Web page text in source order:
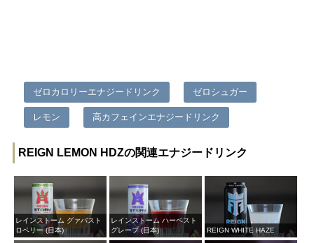
ゼロカロリーエナジードリンク ゼロシュガー
レモン 高カフェインエナジードリンク
REIGN LEMON HDZの関連エナジードリンク
レインストーム グァバスト
ロベリー (日本)
レインストーム ハーベスト
グレープ (日本)
REIGN WHITE HAZE